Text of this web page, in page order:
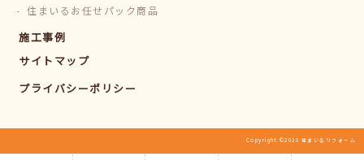
住まいるお任せパック商品
施工事例
サイトマップ
プライバシーポリシー
Copyright ©2020 住まいるリフォーム